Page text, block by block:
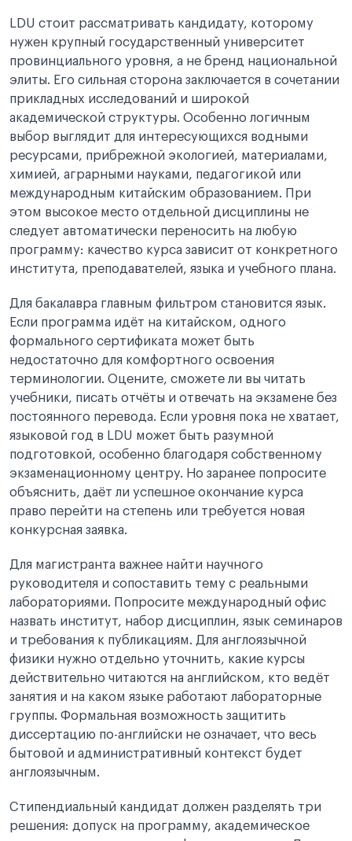
LDU стоит рассматривать кандидату, которому
нужен крупный государственный университет
провинциального уровня, а не бренд национальной
элиты. Его сильная сторона заключается в сочетании
прикладных исследований и широкой
академической структуры. Особенно логичным
выбор выглядит для интересующихся водными
ресурсами, прибрежной экологией, материалами,
химией, аграрными науками, педагогикой или
международным китайским образованием. При
этом высокое место отдельной дисциплины не
следует автоматически переносить на любую
программу: качество курса зависит от конкретного
института, преподавателей, языка и учебного плана.
Для бакалавра главным фильтром становится язык.
Если программа идёт на китайском, одного
формального сертификата может быть
недостаточно для комфортного освоения
терминологии. Оцените, сможете ли вы читать
учебники, писать отчёты и отвечать на экзамене без
постоянного перевода. Если уровня пока не хватает,
языковой год в LDU может быть разумной
подготовкой, особенно благодаря собственному
экзаменационному центру. Но заранее попросите
объяснить, даёт ли успешное окончание курса
право перейти на степень или требуется новая
конкурсная заявка.
Для магистранта важнее найти научного
руководителя и сопоставить тему с реальными
лабораториями. Попросите международный офис
назвать институт, набор дисциплин, язык семинаров
и требования к публикациям. Для англоязычной
физики нужно отдельно уточнить, какие курсы
действительно читаются на английском, кто ведёт
занятия и на каком языке работают лабораторные
группы. Формальная возможность защитить
диссертацию по-английски не означает, что весь
бытовой и административный контекст будет
англоязычным.
Стипендиальный кандидат должен разделять три
решения: допуск на программу, академическое